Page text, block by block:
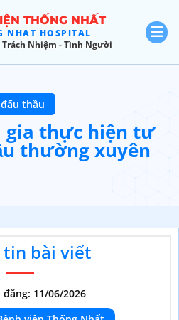
THỐNG NHẤT
NHAT HOSPITAL
Trách Nhiệm - Tình Người
thầu
thực hiện tư
thường xuyên
tin bài viết
đăng: 11/06/2026